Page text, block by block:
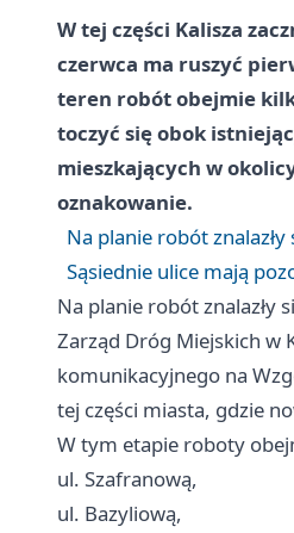
W tej części Kalisza
czerwca ma ruszyć
teren robót obejmie
toczyć się obok
mieszkających w
oznakowanie.
Na planie robót
Sąsiednie ulice mają
Na planie robót znalazły
Zarząd Dróg Miejskich w
komunikacyjnego na
tej części miasta, gdzie
W tym etapie roboty
ul. Szafranową,
ul. Bazyliową,